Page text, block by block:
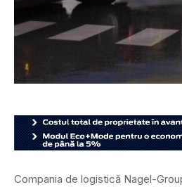
Compania de logistică Nagel-